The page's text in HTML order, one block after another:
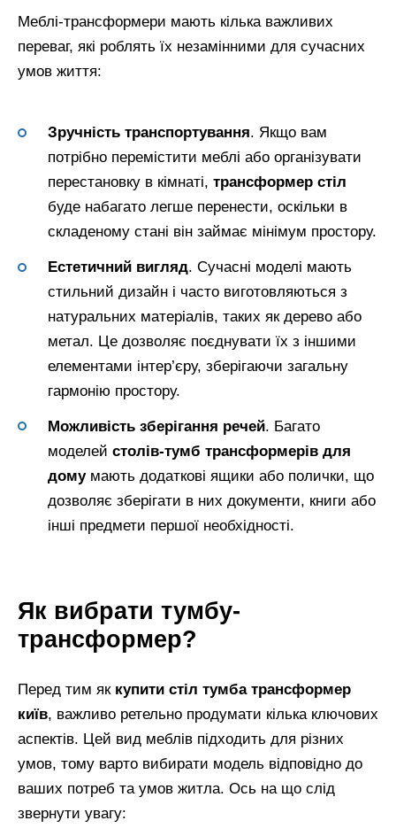
Меблі-трансформери мають кілька важливих
переваг, які роблять їх незамінними для сучасних
умов життя:
Зручність транспортування. Якщо вам
потрібно перемістити меблі або організувати
перестановку в кімнаті, трансформер стіл
буде набагато легше перенести, оскільки в
складеному стані він займає мінімум простору.
Естетичний вигляд. Сучасні моделі мають
стильний дизайн і часто виготовляються з
натуральних матеріалів, таких як дерево або
метал. Це дозволяє поєднувати їх з іншими
елементами інтер’єру, зберігаючи загальну
гармонію простору.
Можливість зберігання речей. Багато
моделей столів-тумб трансформерів для
домумають додаткові ящики або полички, що
дозволяє зберігати в них документи, книги або
інші предмети першої необхідності.
Як вибрати тумбу-
трансформер?
Перед тим як купити стіл тумба трансформер
київ, важливо ретельно продумати кілька ключових
аспектів. Цей вид меблів підходить для різних
умов, тому варто вибирати модель відповідно до
ваших потреб та умов житла. Ось на що слід
звернути увагу: